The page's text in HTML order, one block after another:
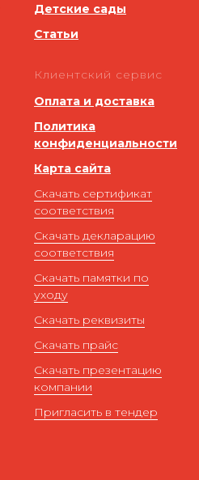
Детские сады
Статьи
Клиентский сервис
Оплата и доставка
Политика
конфиденциальности
Карта сайта
Скачать сертификат
соответствия
Скачать декларацию
соответствия
Скачать памятки по
уходу
Скачать реквизиты
Скачать прайс
Скачать презентацию
компании
Пригласить в тендер